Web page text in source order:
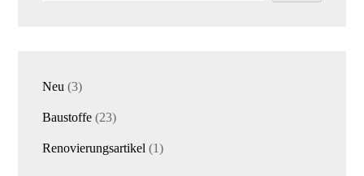
Neu 33
Baustoffe 2323
Renovierungsartikel 11